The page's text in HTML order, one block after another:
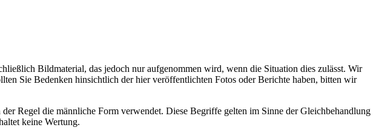
Bildmaterial, das jedoch nur aufgenommen wird, wenn die Situation dies zulässt. Wir
Sie Bedenken hinsichtlich der hier veröffentlichten Fotos oder Berichte haben, bitten wir
Regel die männliche Form verwendet. Diese Begriffe gelten im Sinne der Gleichbehandlung
keine Wertung.